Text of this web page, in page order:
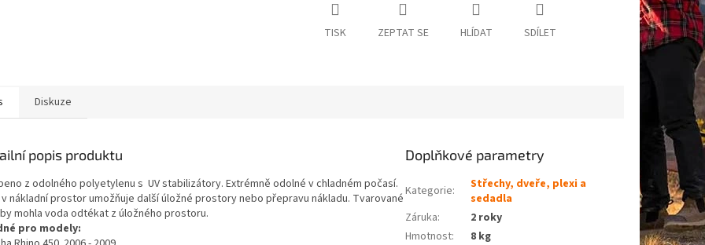
TISK ZEPTAT SE HLÍDAT SDÍLET
Diskuze
popis produktu
z odolného polyetylenu s UV stabilizátory. Extrémně odolné v chladném počasí.
v nákladní prostor umožňuje další úložné prostory nebo přepravu nákladu. Tvarované
mohla voda odtékat z úložného prostoru.
pro modely:
Doplňkové parametry
Kategorie:
Střechy, dveře, plexi a
sedadla
Záruka:
2 roky
Hmotnost: 8 kg